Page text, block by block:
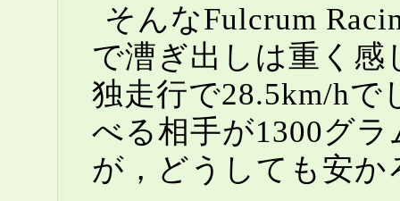
そんなFulcrum
で漕ぎ出しは重く感
独走行で28.5km/h
べる相手が1300グ
が，どうしても安